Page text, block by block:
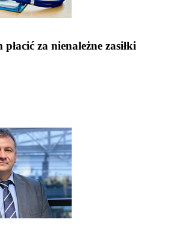
za nienależne zasiłki